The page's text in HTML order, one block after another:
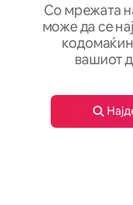
Со мрежата
може да се
вашиот